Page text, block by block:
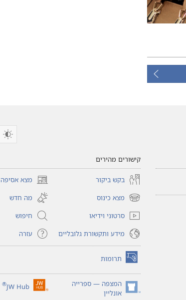
קישורים מהירים
בקש ביקור מצא אסיפה(פותח
חלון
חדש)
מצא כינוס(פותח
חלון
חדש)
מה חדש
סרטוני וידיאו
חיפוש
מידע ותקשורת גלובליים
עזרה
תרומות (פותח
חלון
חדש) המצפה — ספרייה
אונליין (פותח
JW Hub
®
(פותח